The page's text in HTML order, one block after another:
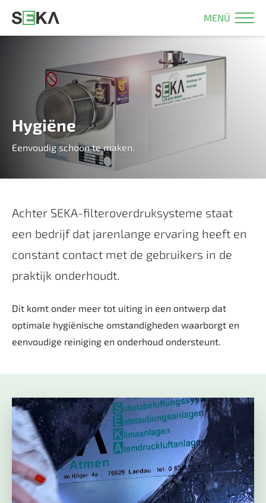
MENÜ
Hygiëne
Eenvoudig schoon te maken.
Achter SEKA-filteroverdruksysteme staat
een bedrijf dat jarenlange ervaring heeft en
constant contact met de gebruikers in de
praktijk onderhoudt.
Dit komt onder meer tot uiting in een ontwerp dat
optimale hygiënische omstandigheden waarborgt en
eenvoudige reiniging en onderhoud ondersteunt.